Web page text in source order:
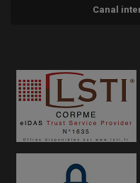
Canal